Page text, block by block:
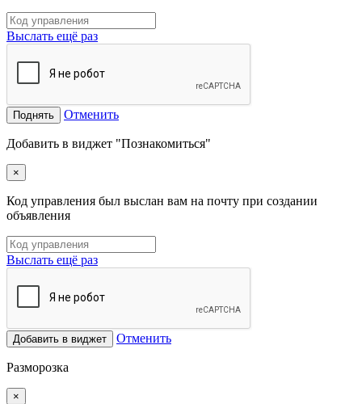
Выслать ещё раз
Поднять Отменить
Добавить в виджет "Познакомиться"
×
Код управления был выслан вам на почту при создании
объявления
Выслать ещё раз
Добавить в виджет Отменить
Разморозка
×